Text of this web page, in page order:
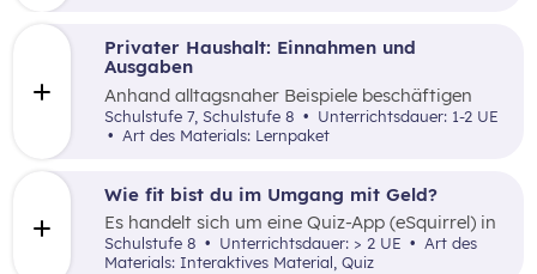
Wie fit bist du im Umgang mit Geld?
Es handelt sich um eine Quiz-App (eSquirrel) in
der Fragen zum Thema Geld, Schulden, Konto
usw. gestellt werden.
Schulstufe 8 Unterrichtsdauer: > 2 UE
Art des
Materials: Interaktives Material, Quiz
Privater Haushalt: Einnahmen und
Ausgaben
Anhand alltagsnaher Beispiele beschäftigen
sich die Schüler:innen mit den Einnahmen und
Ausgaben privater Haushalte.
Schulstufe 7, Schulstufe 8
Unterrichtsdauer: 1-2 UE
Art des Materials: Lernpaket